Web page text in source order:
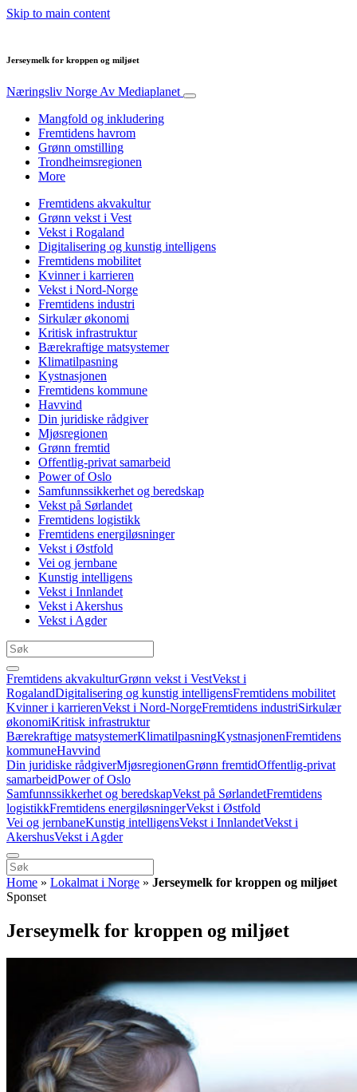
Skip to main content
Jerseymelk for kroppen og miljøet
Næringsliv Norge Av Mediaplanet
Mangfold og inkludering
Fremtidens havrom
Grønn omstilling
Trondheimsregionen
More
Fremtidens akvakultur
Grønn vekst i Vest
Vekst i Rogaland
Digitalisering og kunstig intelligens
Fremtidens mobilitet
Kvinner i karrieren
Vekst i Nord-Norge
Fremtidens industri
Sirkulær økonomi
Kritisk infrastruktur
Bærekraftige matsystemer
Klimatilpasning
Kystnasjonen
Fremtidens kommune
Havvind
Din juridiske rådgiver
Mjøsregionen
Grønn fremtid
Offentlig-privat samarbeid
Power of Oslo
Samfunnssikkerhet og beredskap
Vekst på Sørlandet
Fremtidens logistikk
Fremtidens energiløsninger
Vekst i Østfold
Vei og jernbane
Kunstig intelligens
Vekst i Innlandet
Vekst i Akershus
Vekst i Agder
Fremtidens akvakulturGrønn vekst i VestVekst i
RogalandDigitalisering og kunstig intelligensFremtidens mobilitet
Kvinner i karrierenVekst i Nord-NorgeFremtidens industriSirkulær
økonomiKritisk infrastruktur
Bærekraftige matsystemerKlimatilpasningKystnasjonenFremtidens
kommuneHavvind
Din juridiske rådgiverMjøsregionenGrønn fremtidOffentlig-privat
samarbeidPower of Oslo
Samfunnssikkerhet og beredskapVekst på SørlandetFremtidens
logistikkFremtidens energiløsningerVekst i Østfold
Vei og jernbaneKunstig intelligensVekst i InnlandetVekst i
AkershusVekst i Agder
Home » Lokalmat i Norge » Jerseymelk for kroppen og miljøet
Sponset
Jerseymelk for kroppen og miljøet